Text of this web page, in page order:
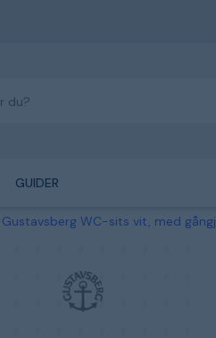
GUIDER
Gustavsberg WC-sits vit, med